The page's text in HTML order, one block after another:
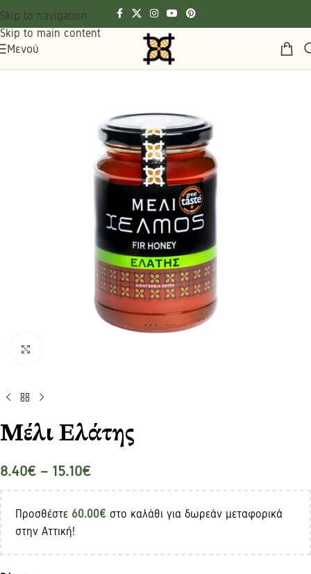
Skip to navigation
Skip to main content
Μενού
Μέλι Ελάτης
8.40€ – 15.10€
Προσθέστε 60.00€ στο καλάθι για δωρεάν μεταφορικά
στην Αττική!